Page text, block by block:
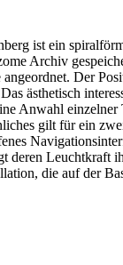
ist ein
Archiv
Der
ästhetisch
Anwahl
gilt für ein
deren Leuchtkraft
die auf der